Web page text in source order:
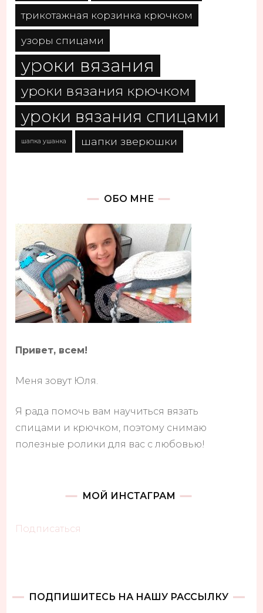
трикотажная корзинка крючком
узоры спицами
уроки вязания
уроки вязания крючком
уроки вязания спицами
шапка ушанка шапки зверюшки
ОБО МНЕ
Привет, всем!
Меня зовут Юля.
Я рада помочь вам научиться вязать
спицами и крючком, поэтому снимаю
полезные ролики для вас с любовью!
МОЙ ИНСТАГРАМ
Подписаться
ПОДПИШИТЕСЬ НА НАШУ РАССЫЛКУ